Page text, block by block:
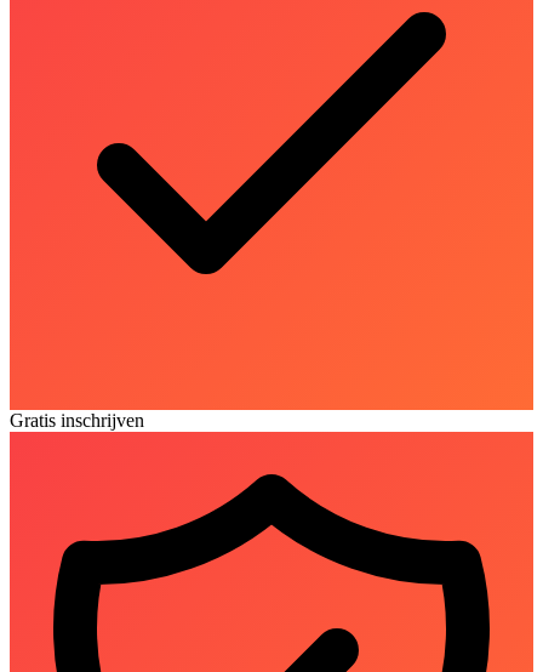
Gratis inschrijven